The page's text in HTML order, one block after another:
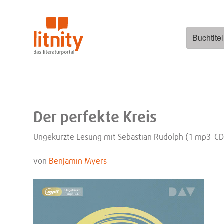
Suchen
Der perfekte Kreis
Ungekürzte Lesung mit Sebastian Rudolph (1 mp3-
von Benjamin Myers